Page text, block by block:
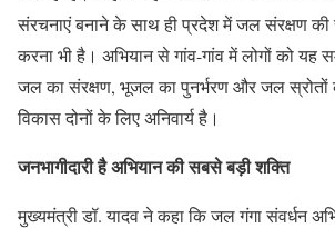
संरचनाएं बनाने के साथ ही प्रदेश में जल संरक्षण
करना भी है। अभियान से गांव-गांव में लोगों को यह
जल का संरक्षण, भूजल का पुनर्भरण और जल स्रोतों
विकास दोनों के लिए अनिवार्य है।
जनभागीदारी है अभियान की सबसे बड़ी शक्ति
मुख्यमंत्री डॉ. यादव ने कहा कि जल गंगा संवर्धन